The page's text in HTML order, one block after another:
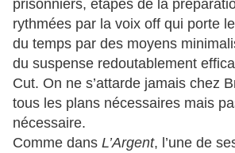
prisonniers, étapes de la
rythmées par la voix off qui porte
du temps par des moyens
du suspense redoutablement
Cut. On ne s’attarde jamais chez
tous les plans nécessaires mais
nécessaire.
Comme dans L’Argent, l’une de